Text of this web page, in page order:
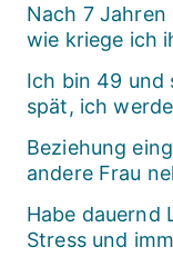
Nach 7
wie kriege ich
Ich bin 49 und
spät, ich
Beziehung
andere Frau
Habe dauernd
Stress und